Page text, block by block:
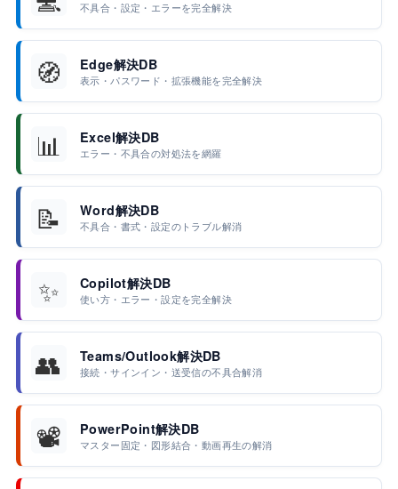
不具合・設定・エラーを完全解決
🧭 Edge解決DB
表示・パスワード・拡張機能を完全解決
📊 Excel解決DB
エラー・不具合の対処法を網羅
📝 Word解決DB
不具合・書式・設定のトラブル解消
✨ Copilot解決DB
使い方・エラー・設定を完全解決
👥 Teams/Outlook解決DB
接続・サインイン・送受信の不具合解消
📽️ PowerPoint解決DB
マスター固定・図形結合・動画再生の解消